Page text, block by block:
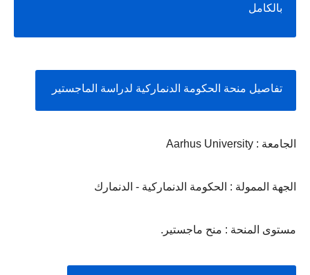
بالكامل
تفاصيل منحة الحكومة الدنماركية لدراسة الماجستير
الجامعة : Aarhus University
الجهة الممولة : الحكومة الدنماركية - الدنمارك
مستوى المنحة : منح ماجستير.